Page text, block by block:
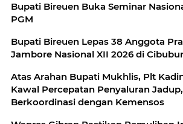
Bupati Bireuen Buka Seminar
PGM
Bupati Bireuen Lepas 38 Anggota
Jambore Nasional XII 2026 di Cibubur
Atas Arahan Bupati Mukhlis, Plt
Kawal Percepatan Penyaluran
Berkoordinasi dengan Kemensos